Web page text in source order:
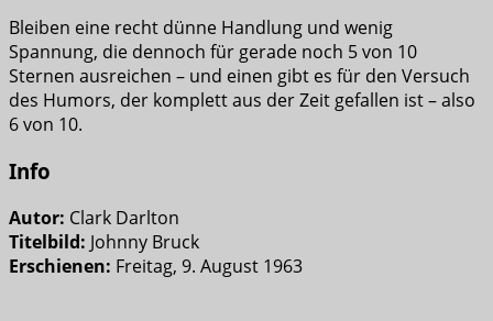
Bleiben eine recht dünne Handlung und wenig
Spannung, die dennoch für gerade noch 5 von 10
Sternen ausreichen – und einen gibt es für den Versuch
des Humors, der komplett aus der Zeit gefallen ist – also
6 von 10.
Info
Autor: Clark Darlton
Titelbild: Johnny Bruck
Erschienen: Freitag, 9. August 1963